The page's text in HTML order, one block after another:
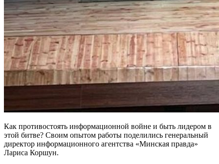
Как противостоять информационной войне и быть лидером в
этой битве? Своим опытом работы поделились генеральный
директор информационного агентства «Минская правда»
Лариса Коршун.